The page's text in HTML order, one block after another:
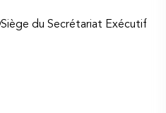
Siège du Secrétariat Exécutif